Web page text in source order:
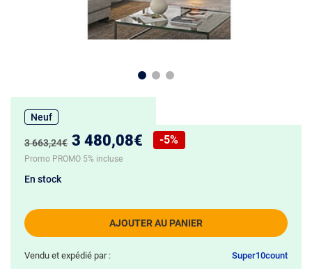
Neuf
Ancien prix :
3 663,24€ Nouveau prix :
3 480,08€
Réduction de :
-5%
Promo PROMO 5% incluse
AJOUTER AU PANIER
En stock
Vendu et expédié par : Super10count